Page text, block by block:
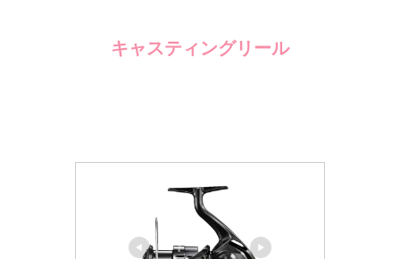
キャスティングリール